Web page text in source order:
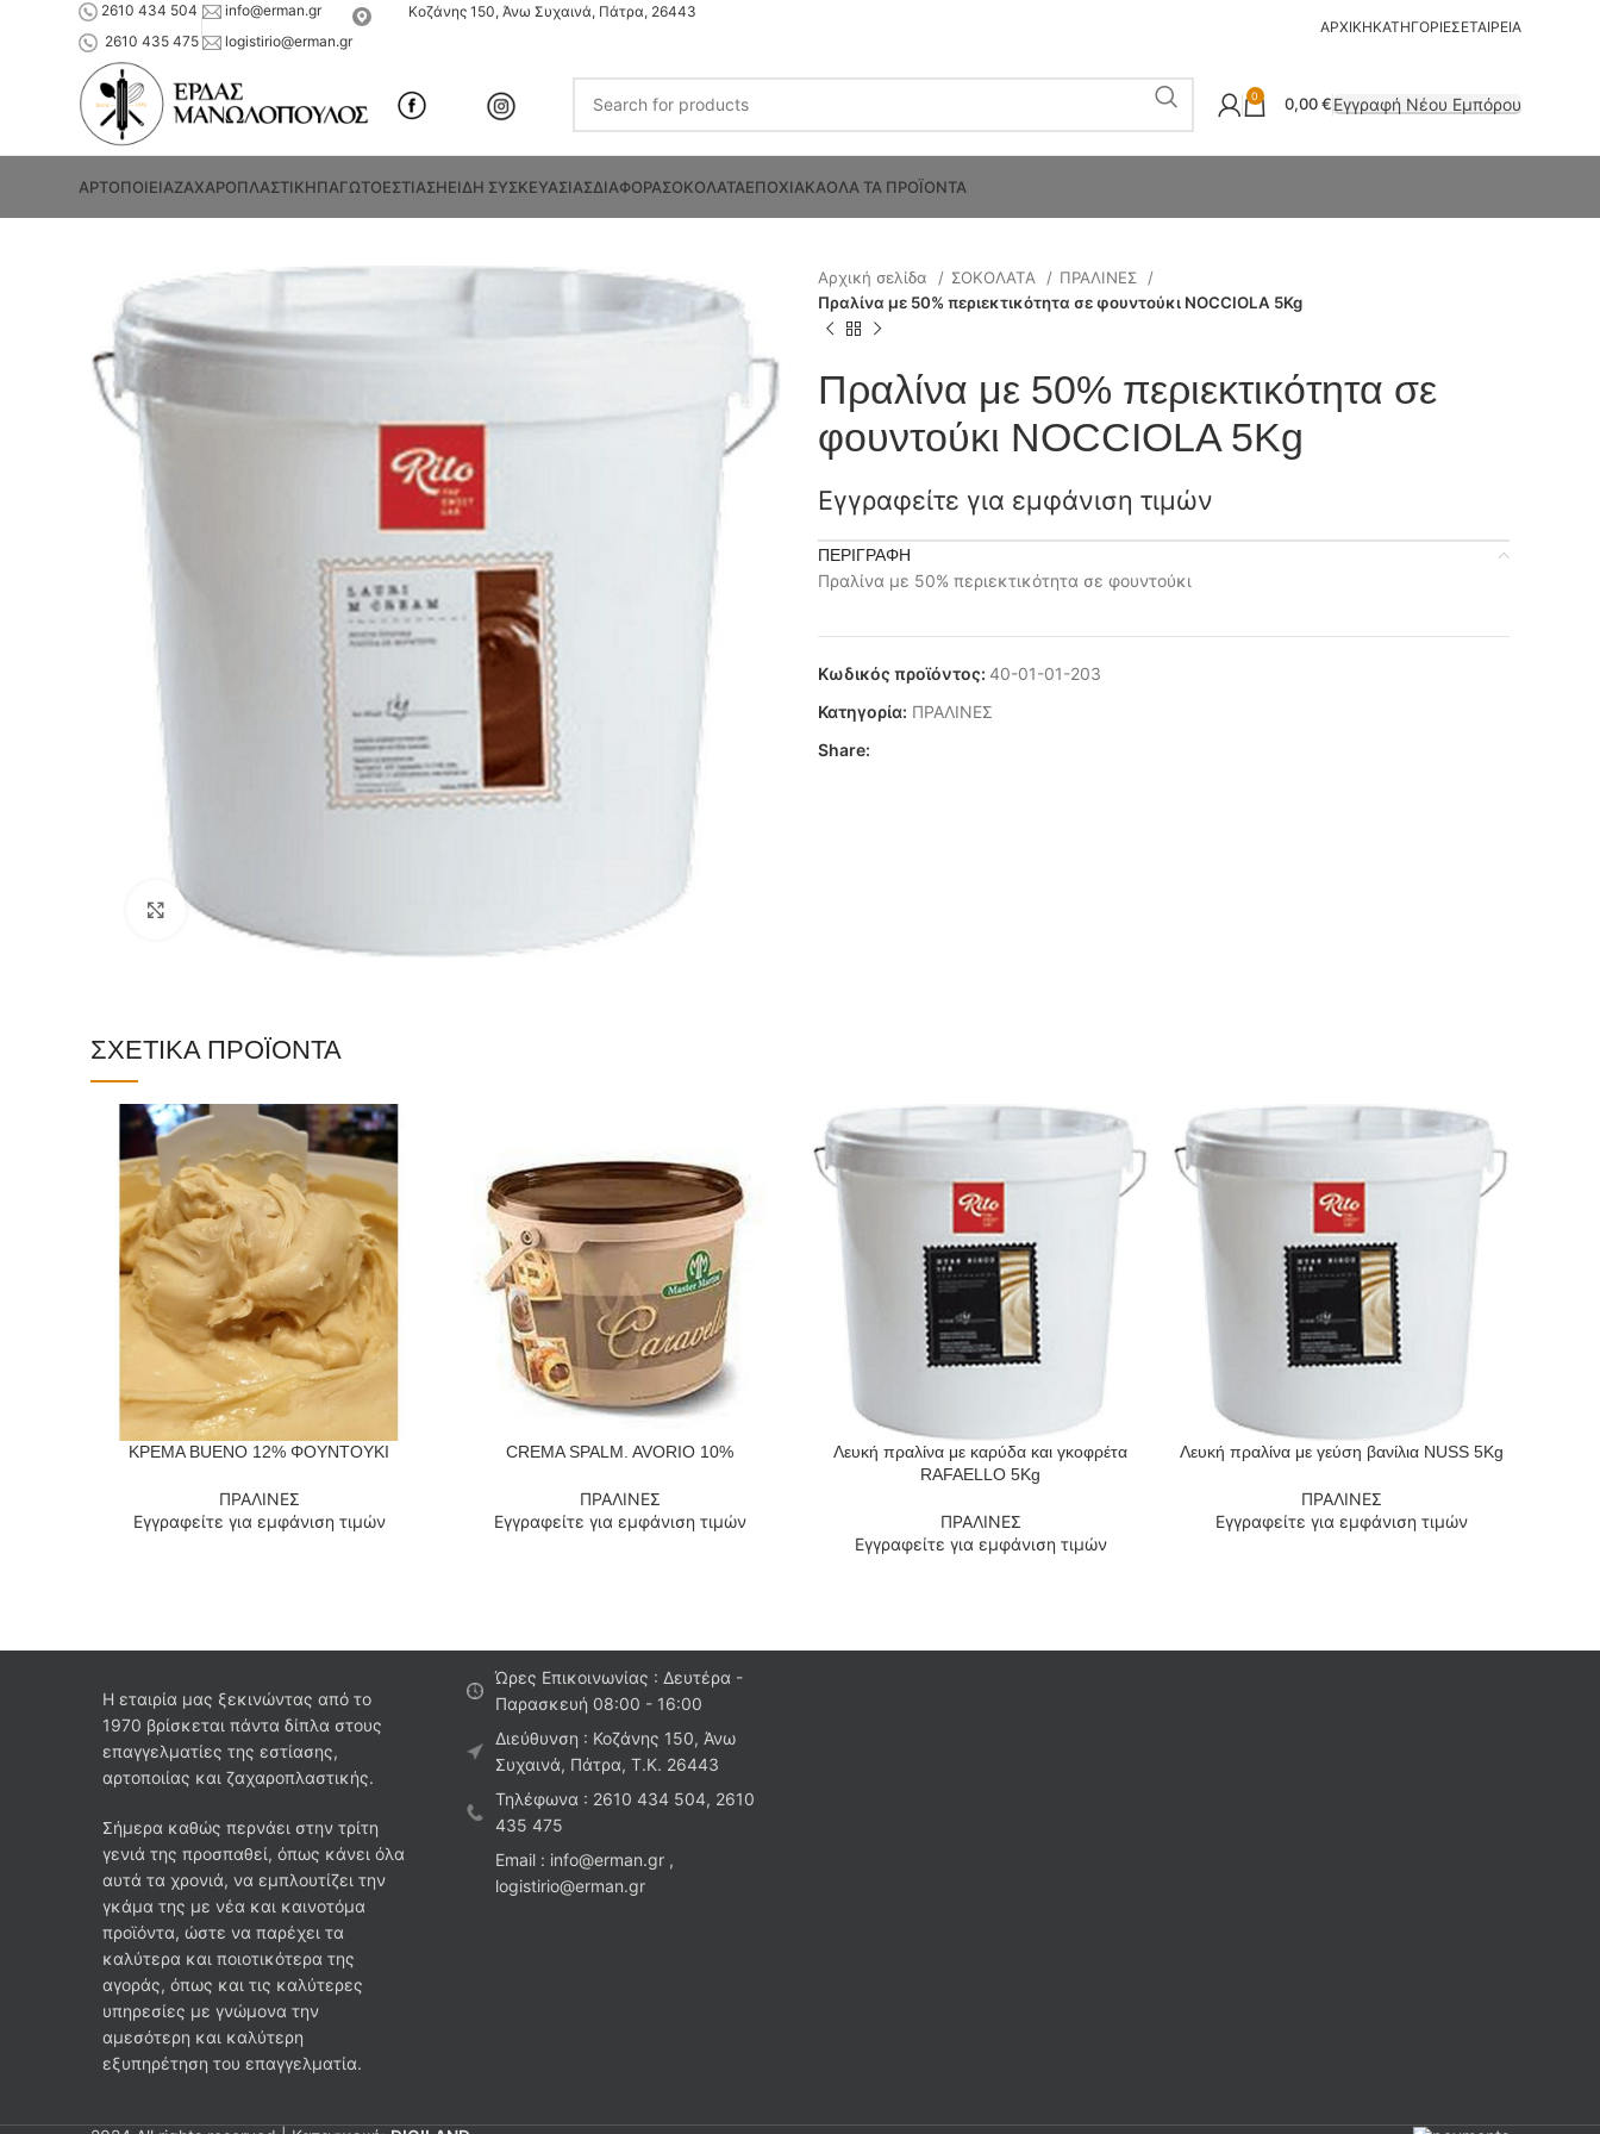
2610 434 504
2610 435 475
info@erman.gr
logistirio@erman.gr
Κοζάνης 150, Άνω Συχαινά, Πάτρα, 26443
ΑΡΧΙΚΗΚΑΤΗΓΟΡΙΕΣΕΤΑΙΡΕΙΑ
0 0,00€Εγγραφή Νέου Εμπόρου
ΑΡΤΟΠΟΙΕΙΑΖΑΧΑΡΟΠΛΑΣΤΙΚΗΠΑΓΩΤΟΕΣΤΙΑΣΗΕΙΔΗ ΣΥΣΚΕΥΑΣΙΑΣΔΙΑΦΟΡΑΣΟΚΟΛΑΤΑΕΠΟΧΙΑΚΑΟΛΑ ΤΑ ΠΡΟΪΟΝΤΑ
Click to enlarge
Αρχική σελίδα ΣΟΚΟΛΑΤΑ
ΠΡΑΛΙΝΕΣ
Πραλίνα με 50% περιεκτικότητα σε φουντούκι NOCCIOLA 5Kg
Πραλίνα με 50% περιεκτικότητα σε
φουντούκι NOCCIOLA 5Kg
Εγγραφείτε για εμφάνιση τιμών
ΠΕΡΙΓΡΑΦΉ
Πραλίνα με 50% περιεκτικότητα σε φουντούκι
Κωδικός προϊόντος: 40-01-01-203
Κατηγορία: ΠΡΑΛΙΝΕΣ
Share:
ΣΧΕΤΙΚΆ ΠΡΟΪΌΝΤΑ
ΔΙΑΒΆΣΤΕ ΠΕΡΙΣΣΌΤΕΡΑ
ΚΡΕΜΑ BUENO 12% ΦΟΥΝΤΟΥΚΙ
ΠΡΑΛΙΝΕΣ
Εγγραφείτε για εμφάνιση τιμών
ΔΙΑΒΆΣΤΕ ΠΕΡΙΣΣΌΤΕΡΑ
CREMA SPALM. AVORIO 10%
ΠΡΑΛΙΝΕΣ
Εγγραφείτε για εμφάνιση τιμών
ΔΙΑΒΆΣΤΕ ΠΕΡΙΣΣΌΤΕΡΑ
Λευκή πραλίνα με καρύδα και γκοφρέτα
RAFAELLO 5Kg
ΠΡΑΛΙΝΕΣ
Εγγραφείτε για εμφάνιση τιμών
ΔΙΑΒΆΣΤΕ ΠΕΡΙΣΣΌΤΕΡΑ
Λευκή πραλίνα με γεύση βανίλια NUSS 5Kg
ΠΡΑΛΙΝΕΣ
Εγγραφείτε για εμφάνιση τιμών
Η εταιρία μας ξεκινώντας από το
1970 βρίσκεται πάντα δίπλα στους
επαγγελματίες της εστίασης,
αρτοποιίας και ζαχαροπλαστικής.
Σήμερα καθώς περνάει στην τρίτη
γενιά της προσπαθεί, όπως κάνει όλα
αυτά τα χρονιά, να εμπλουτίζει την
γκάμα της με νέα και καινοτόμα
προϊόντα, ώστε να παρέχει τα
καλύτερα και ποιοτικότερα της
αγοράς, όπως και τις καλύτερες
υπηρεσίες με γνώμονα την
αμεσότερη και καλύτερη
εξυπηρέτηση του επαγγελματία.
Ώρες Επικοινωνίας : Δευτέρα -
Παρασκευή 08:00 - 16:00
Διεύθυνση : Κοζάνης 150, Άνω
Συχαινά, Πάτρα, Τ.Κ. 26443
Τηλέφωνα : 2610 434 504, 2610
435 475
Email : info@erman.gr ,
logistirio@erman.gr